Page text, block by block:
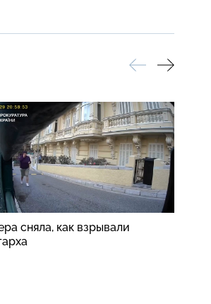
сняла, как взрывали